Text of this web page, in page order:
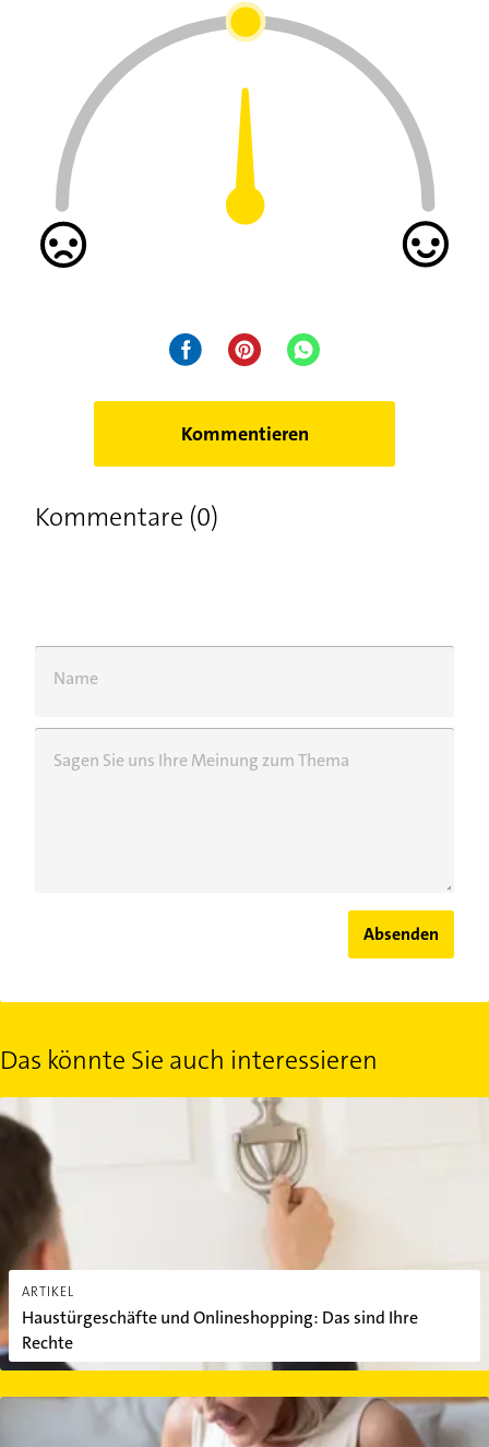
Kommentieren
Kommentare (0)
Name
Sagen Sie uns Ihre Meinung zum Thema
Absenden
Das könnte Sie auch interessieren
ARTIKEL
Haustürgeschäfte und Onlineshopping: Das sind Ihre
Rechte
Haustürgeschäfte und Onlineshopping: Das sind Ihre Rechte
Was tun bei einer Lebensmittelvergiftung nach dem